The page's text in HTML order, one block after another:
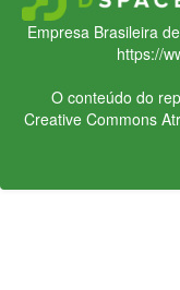
Empresa Brasileira
https://
O conteúdo do
Creative Commons